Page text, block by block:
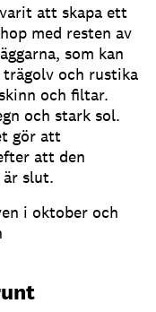
att skapa ett
med resten av
som kan
och rustika
och filtar.
och stark sol.
gör att
att den
är slut.
i oktober och